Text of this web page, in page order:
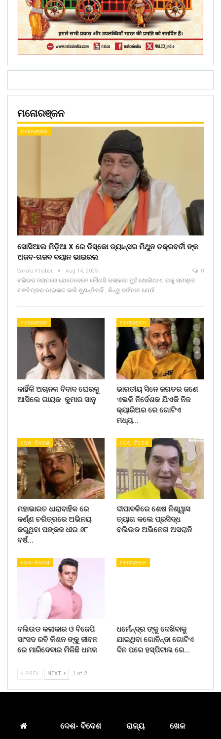
ମନୋରଞ୍ଜନ
ମନୋରଞ୍ଜନ
ସୋସିଆଲ ମିଡ଼ିଆ X ରେ ଡିସ୍କୋ ଡ୍ୟାନ୍ସର ମିଥୁନ ଚକ୍ରବର୍ତୀ ଙ୍କ
ଅଜବ-ଗଜବ ବୟାନ ଭାଇରଲ
Sakala Khabar Aug 14, 2025 0
ବଲିଉଡ ଜଗତରେ ଯେତେବେଳେ କୌଣସି କଳାକାର ମୁହଁ ଖୋଲିଥାଏ, ତାକୁ ସମସ୍ତେ
ଚଳଚିତ୍ରର ଡାଇଲଗ ଭାବି ଶୁଣନ୍ତିନାହିଁ , କିନ୍ତୁ ବର୍ତମାନ ଯେଉଁ…
ମନୋରଞ୍ଜନ
କାହିଁକି ଅଚାନକ ବିବାଦ ଘେରକୁ
ଆସିଲେ ଗାୟକ କୁମାର ସାନୁ
ମନୋରଞ୍ଜନ
ଭାରତୀୟ ସିନେ ଜଗତର ଜଣେ
ଏଭଳି ନିର୍ଦେଶକ ଯିଏକି ନିଜ
କ୍ୟାରିଅର ରେ ଗୋଟିଏ
ମଧ୍ୟ…
ଦେଶ- ବିଦେଶ
ମହାଭାରତ ଧାରାବାହିକ ରେ
କର୍ଣ୍ଣ ଚରିତ୍ରରେ ଅଭିନୟ
କରୁଥିବା ପଙ୍କଜ ଧୀର ୬୮
ବର୍ଷ…
ଦେଶ- ବିଦେଶ
ଦୀପାବଳିରେ ଶେଷ ନିଶ୍ୱାସ
ତ୍ୟାଗ କଲେ ପ୍ରସିଦ୍ଧ
ବଲିଉଡ ଅଭିନେତା ଅସରାନି
ଦେଶ- ବିଦେଶ
ବଲିଉଡ କଳାକାର ଓ ବିଜେପି
ସାଂସଦ ରବି କିଶନ ଙ୍କୁ ଜୀବନ
ରେ ମାରିଦେବାର ମିଳିଛି ଧମକ
ମନୋରଞ୍ଜନ
ଧର୍ମେନ୍ଦ୍ର ଙ୍କୁ ଦେଖିବାକୁ
ଯାଇଥିବା ଗୋବିନ୍ଦା ଗୋଟିଏ
ଦିନ ପରେ ହସ୍ପିଟାଲ ରେ…
PREV NEXT 1 of 2
ଦେଶ- ବିଦେଶ ରାଜ୍ୟ ଖେଳ